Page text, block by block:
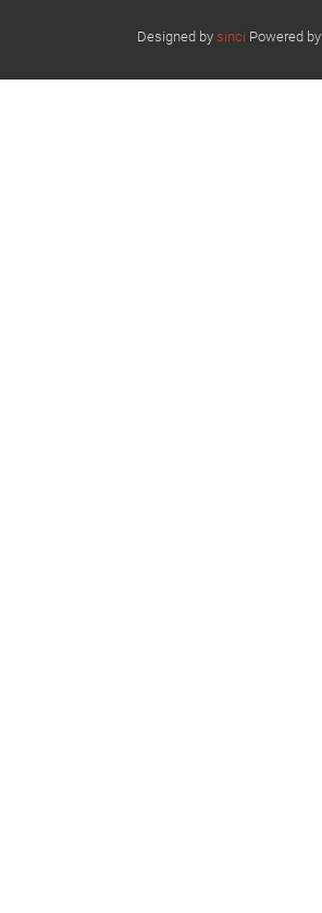
Designed by sinci Powered by